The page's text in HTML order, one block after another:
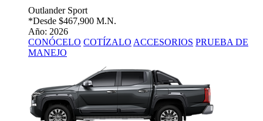
Outlander Sport
*Desde $467,900 M.N.
Año: 2026
CONÓCELO COTÍZALO ACCESORIOS PRUEBA DE
MANEJO